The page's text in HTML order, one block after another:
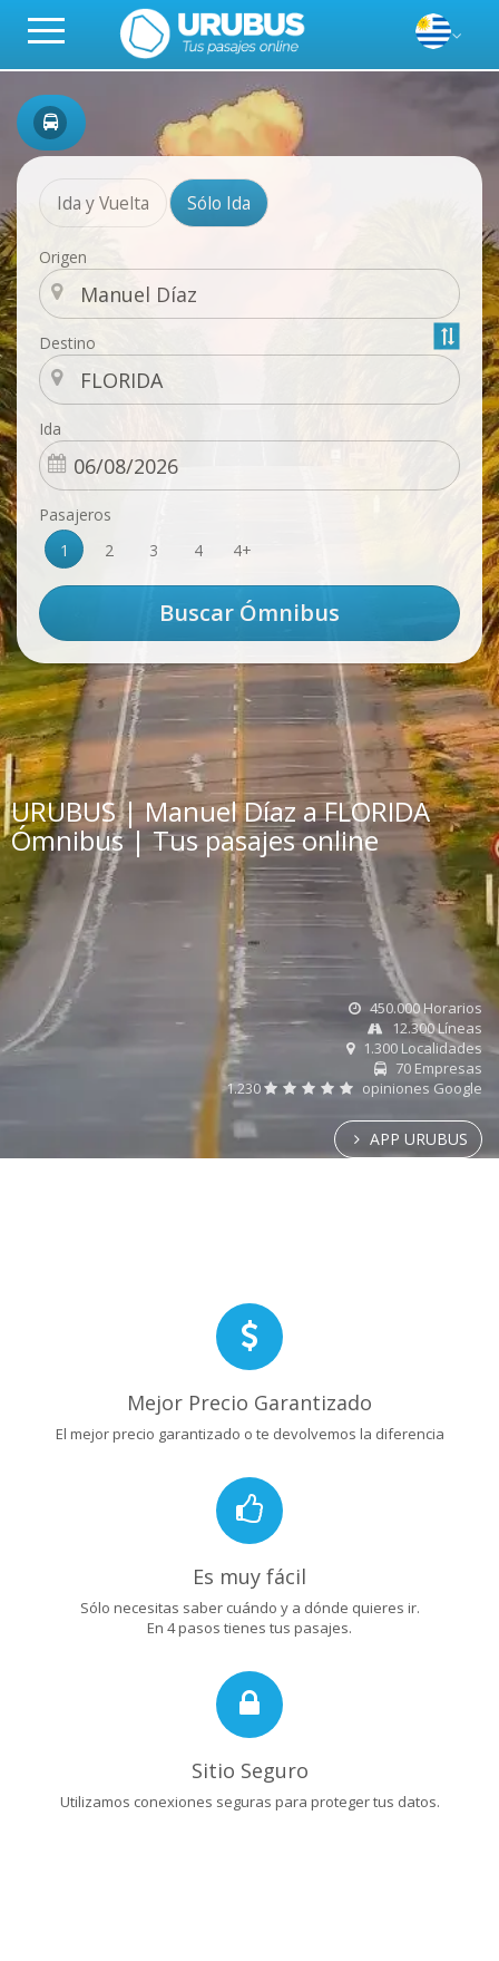
Ida y Vuelta Sólo Ida
Origen
Destino
Ida
Pasajeros
1
2 3 4 4+
URUBUS | Manuel Díaz a FLORIDA
Ómnibus | Tus pasajes online
450.000 Horarios
12.300 Líneas
1.300 Localidades
70 Empresas
1.230
opiniones Google
APP URUBUS
Mejor Precio Garantizado
El mejor precio garantizado o te devolvemos la diferencia
Es muy fácil
Sólo necesitas saber cuándo y a dónde quieres ir.
En 4 pasos tienes tus pasajes.
Sitio Seguro
Utilizamos conexiones seguras para proteger tus datos.